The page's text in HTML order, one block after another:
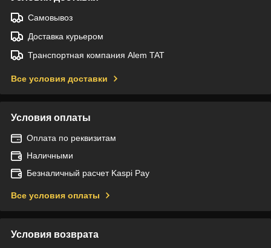
Самовывоз
Доставка курьером
Транспортная компания Alem TAT
Все условия доставки
Условия оплаты
Оплата по реквизитам
Наличными
Безналичный расчет Kaspi Pay
Все условия оплаты
Условия возврата